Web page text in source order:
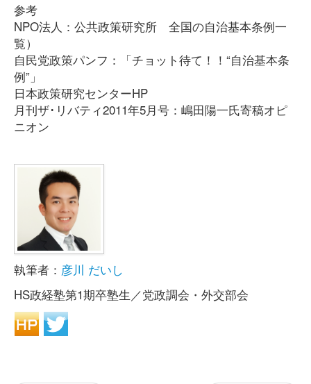
参考
NPO法人：公共政策研究所 全国の自治基本条例一
覧）
自民党政策パンフ：「チョット待て！！“自治基本条
例”」
日本政策研究センターHP
月刊ザ･リバティ2011年5月号：嶋田陽一氏寄稿オピ
ニオン
執筆者： 彦川 だいし
HS政経塾第1期卒塾生／党政調会・外交部会